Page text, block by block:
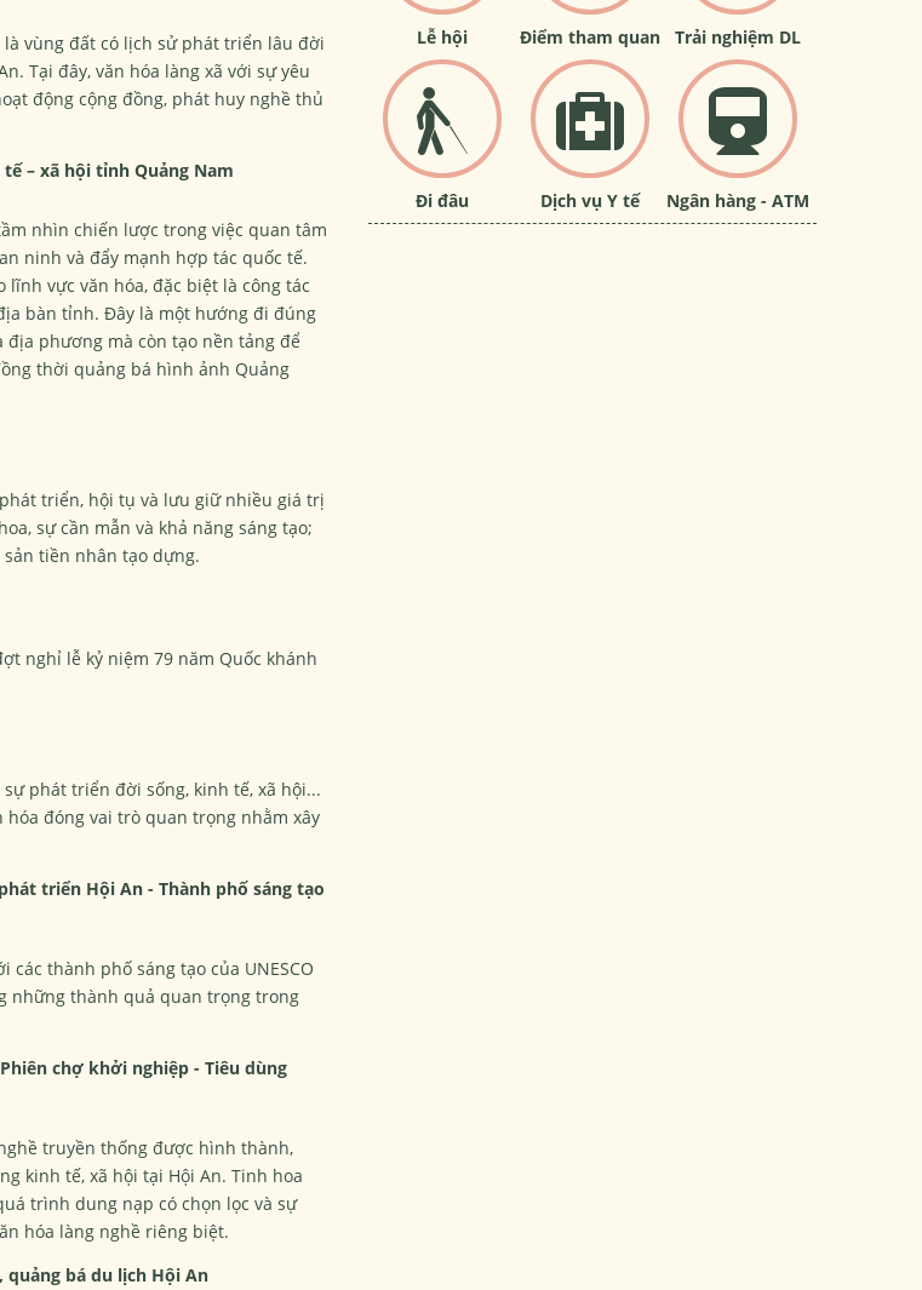
vùng đất có lịch sử phát triển lâu đời
Tại đây, văn hóa làng xã với sự yêu
động cộng đồng, phát huy nghề thủ
– xã hội tỉnh Quảng Nam
nhìn chiến lược trong việc quan tâm
ninh và đẩy mạnh hợp tác quốc tế.
vực văn hóa, đặc biệt là công tác
bàn tỉnh. Đây là một hướng đi đúng
địa phương mà còn tạo nền tảng để
thời quảng bá hình ảnh Quảng
triển, hội tụ và lưu giữ nhiều giá trị
sự cần mẫn và khả năng sáng tạo;
tiền nhân tạo dựng.
nghỉ lễ kỷ niệm 79 năm Quốc khánh
phát triển đời sống, kinh tế, xã hội...
đóng vai trò quan trọng nhằm xây
triển Hội An - Thành phố sáng tạo
thành phố sáng tạo của UNESCO
những thành quả quan trọng trong
chợ khởi nghiệp - Tiêu dùng
truyền thống được hình thành,
kinh tế, xã hội tại Hội An. Tinh hoa
trình dung nạp có chọn lọc và sự
hóa làng nghề riêng biệt.
bá du lịch Hội An
Lễ hội Điểm tham quan Trải nghiệm DL
Đi đâu Dịch vụ Y tế Ngân hàng - ATM